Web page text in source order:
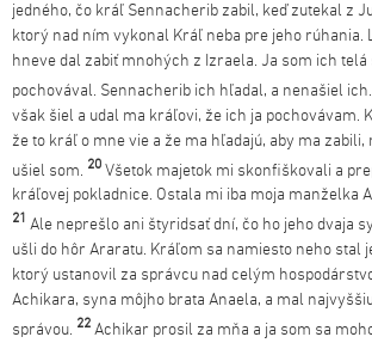
jedného, čo kráľ Sennacherib zabil, keď zutekal z
ktorý nad ním vykonal Kráľ neba pre jeho rúhania.
hneve dal zabiť mnohých z Izraela. Ja som ich
pochovával. Sennacherib ich hľadal, a nenašiel ich.
však šiel a udal ma kráľovi, že ich ja pochovávam.
že to kráľ o mne vie a že ma hľadajú, aby ma zabili,
ušiel som. 20 Všetok majetok mi skonfiškovali a
kráľovej pokladnice. Ostala mi iba moja manželka
21 Ale neprešlo ani štyridsať dní, čo ho jeho dvaja
ušli do hôr Araratu. Kráľom sa namiesto neho stal
ktorý ustanovil za správcu nad celým
Achikara, syna môjho brata Anaela, a mal
správou. 22 Achikar prosil za mňa a ja som sa